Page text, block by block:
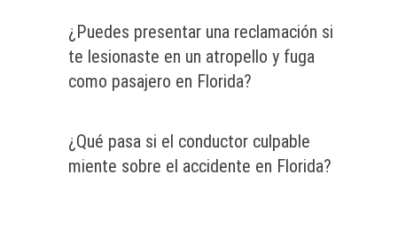
¿Puedes presentar una reclamación si
te lesionaste en un atropello y fuga
como pasajero en Florida?
¿Qué pasa si el conductor culpable
miente sobre el accidente en Florida?